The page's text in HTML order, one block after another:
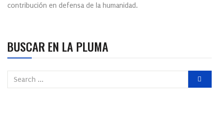
contribución en defensa de la humanidad.
BUSCAR EN LA PLUMA